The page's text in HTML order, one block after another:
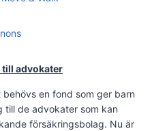
advokater
en fond som ger barn
till de advokater som kan
försäkringsbolag. Nu är